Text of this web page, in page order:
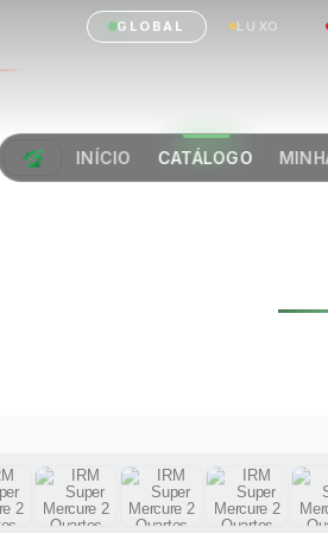
GLOBAL LUXO
INÍCIO CATÁLOGO
IRM